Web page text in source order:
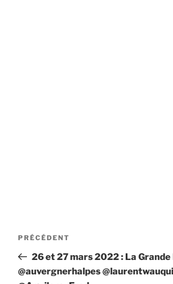
Navigation
l’article
Article
précédent
PRÉCÉDENT
26 et 27 mars 2022 : La Grande
@auvergnerhalpes